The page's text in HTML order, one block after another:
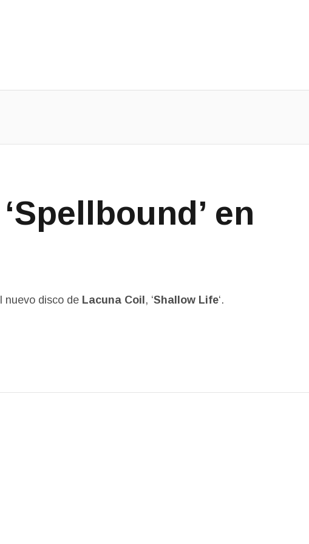
en
nuevo disco de Lacuna Coil , ‘Shallow Life‘.